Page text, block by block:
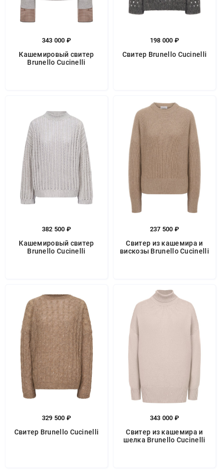
343 000 ₽
Кашемировый свитер
Brunello Cucinelli
198 000 ₽
Свитер Brunello Cucinelli
382 500 ₽
Кашемировый свитер
Brunello Cucinelli
237 500 ₽
Свитер из кашемира и
вискозы Brunello Cucinelli
329 500 ₽
Свитер Brunello Cucinelli
343 000 ₽
Свитер из кашемира и
шелка Brunello Cucinelli